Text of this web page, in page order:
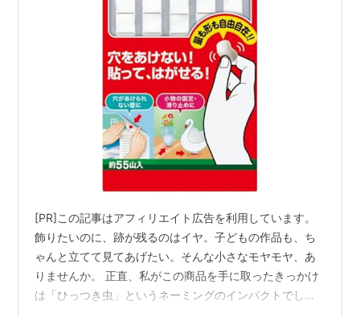
[PR]この記事はアフィリエイト広告を利用しています。
飾りたいのに、跡が残るのはイヤ。子どもの作品も、ち
ゃんと立てて見てあげたい。そんな小さなモヤモヤ、あ
りませんか。 正直、私がこの商品を手に取ったきっかけ
は「ひっつき虫」というネーミングのインパクトでし